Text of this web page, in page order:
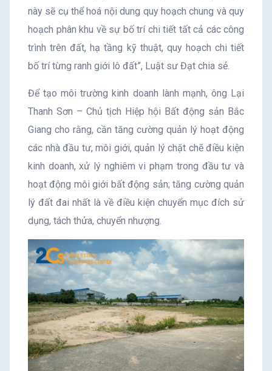
này sẽ cụ thể hoá nội dung quy hoạch chung và quy
hoạch phân khu về sự bố trí chi tiết tất cả các công
trình trên đất, hạ tầng kỹ thuật, quy hoạch chi tiết
bố trí từng ranh giới lô đất”, Luật sư Đạt chia sẻ.
Để tạo môi trường kinh doanh lành mạnh, ông Lại
Thanh Sơn – Chủ tịch Hiệp hội Bất động sản Bắc
Giang cho rằng, cần tăng cường quản lý hoạt động
các nhà đầu tư, môi giới, quản lý chặt chẽ điều kiện
kinh doanh, xử lý nghiêm vi phạm trong đầu tư và
hoạt động môi giới bất động sản; tăng cường quản
lý đất đai nhất là về điều kiện chuyển mục đích sử
dụng, tách thửa, chuyển nhượng.